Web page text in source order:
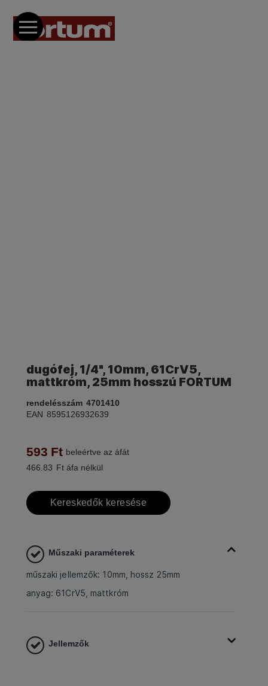
dugófej, 1/4", 10mm, 61CrV5,
mattkróm, 25mm hosszú FORTUM
rendelésszám 4701410
EAN 8595126932639
593 Ft beleértve az áfát
466.83 Ft áfa nélkül
Kereskedők keresése
Műszaki paraméterek
műszaki jellemzők: 10mm, hossz 25mm
anyag: 61CrV5, mattkróm
Jellemzők